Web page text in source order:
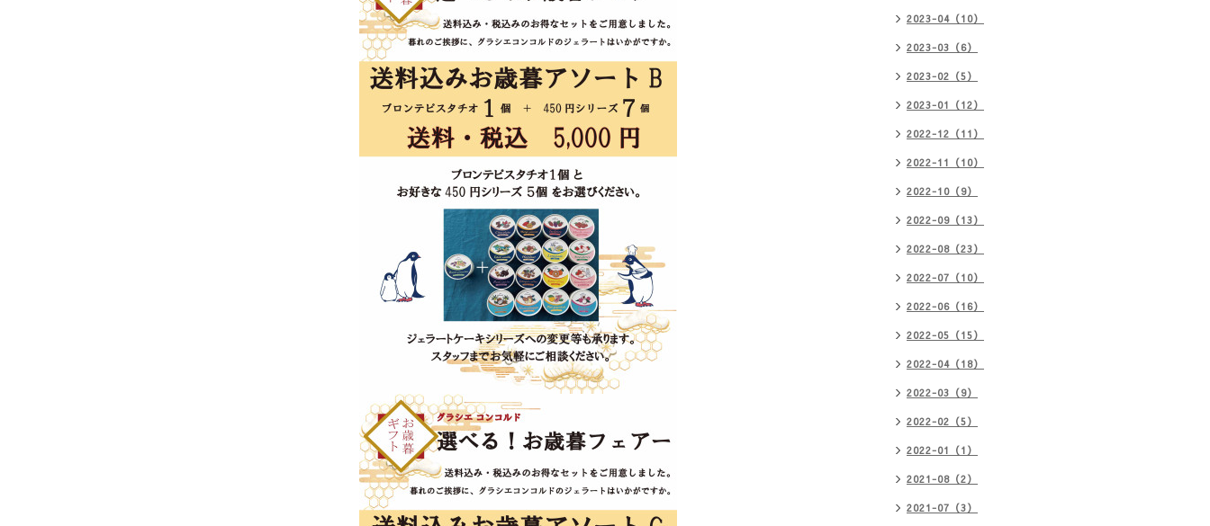
2023-04（10）
2023-03（6）
2023-02（5）
2023-01（12）
2022-12（11）
2022-11（10）
2022-10（9）
2022-09（13）
2022-08（23）
2022-07（10）
2022-06（16）
2022-05（15）
2022-04（18）
2022-03（9）
2022-02（5）
2022-01（1）
2021-08（2）
2021-07（3）